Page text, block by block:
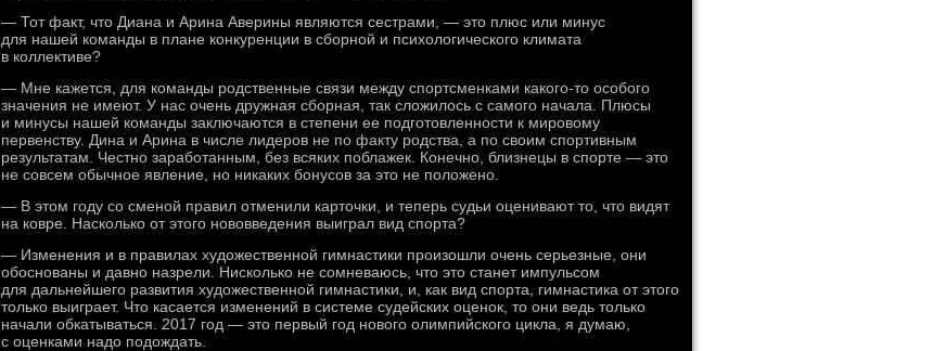
— Тот факт, что Диана и Арина Аверины являются сестрами, — это плюс или минус
для нашей команды в плане конкуренции в сборной и психологического климата
в коллективе?
— Мне кажется, для команды родственные связи между спортсменками какого-то особого
значения не имеют. У нас очень дружная сборная, так сложилось с самого начала. Плюсы
и минусы нашей команды заключаются в степени ее подготовленности к мировому
первенству. Дина и Арина в числе лидеров не по факту родства, а по своим спортивным
результатам. Честно заработанным, без всяких поблажек. Конечно, близнецы в спорте — это
не совсем обычное явление, но никаких бонусов за это не положено.
— В этом году со сменой правил отменили карточки, и теперь судьи оценивают то, что видят
на ковре. Насколько от этого нововведения выиграл вид спорта?
— Изменения и в правилах художественной гимнастики произошли очень серьезные, они
обоснованы и давно назрели. Нисколько не сомневаюсь, что это станет импульсом
для дальнейшего развития художественной гимнастики, и, как вид спорта, гимнастика от этого
только выиграет. Что касается изменений в системе судейских оценок, то они ведь только
начали обкатываться. 2017 год — это первый год нового олимпийского цикла, я думаю,
с оценками надо подождать.